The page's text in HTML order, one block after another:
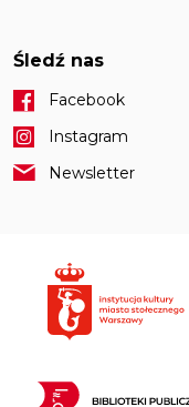
Śledź nas
Facebook
Instagram
Newsletter